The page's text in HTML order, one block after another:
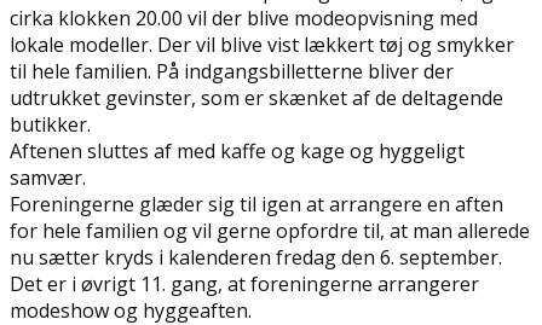
cirka klokken 20.00 vil der blive modeopvisning med
lokale modeller. Der vil blive vist lækkert tøj og smykker
til hele familien. På indgangsbilletterne bliver der
udtrukket gevinster, som er skænket af de deltagende
butikker.
Aftenen sluttes af med kaffe og kage og hyggeligt
samvær.
Foreningerne glæder sig til igen at arrangere en aften
for hele familien og vil gerne opfordre til, at man allerede
nu sætter kryds i kalenderen fredag den 6. september.
Det er i øvrigt 11. gang, at foreningerne arrangerer
modeshow og hyggeaften.